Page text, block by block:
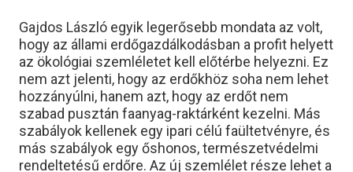
Gajdos László egyik legerősebb mondata az volt,
hogy az állami erdőgazdálkodásban a profit helyett
az ökológiai szemléletet kell előtérbe helyezni. Ez
nem azt jelenti, hogy az erdőkhöz soha nem lehet
hozzányúlni, hanem azt, hogy az erdőt nem
szabad pusztán faanyag-raktárként kezelni. Más
szabályok kellenek egy ipari célú faültetvényre, és
más szabályok egy őshonos, természetvédelmi
rendeltetésű erdőre. Az új szemlélet része lehet a